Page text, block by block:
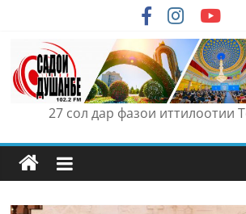
content
27 сол дар фазои иттилоотии